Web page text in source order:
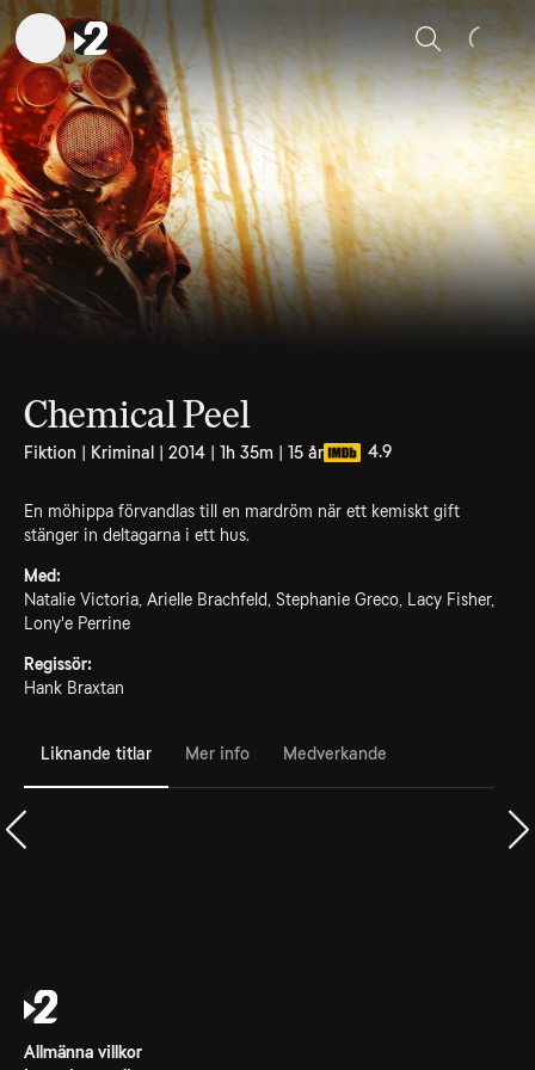
Sök
Chemical Peel
Fiktion | Kriminal | 2014 | 1h 35m | 15 år 4.9
En möhippa förvandlas till en mardröm när ett kemiskt gift
stänger in deltagarna i ett hus.
Med:
Natalie Victoria, Arielle Brachfeld, Stephanie Greco, Lacy Fisher,
Lony'e Perrine
Regissör:
Hank Braxtan
Liknande titlar Mer info Medverkande
Allmänna villkor